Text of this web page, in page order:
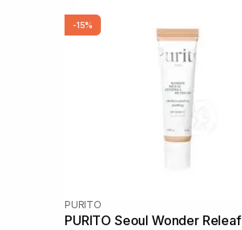
-15%
PURITO
PURITO Seoul Wonder Releaf